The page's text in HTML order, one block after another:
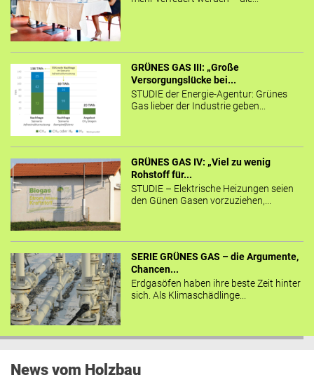
GRÜNES GAS III: „Große
Versorgungslücke bei...
STUDIE der Energie-Agentur: Grünes
Gas lieber der Industrie geben...
GRÜNES GAS IV: „Viel zu wenig
Rohstoff für...
STUDIE – Elektrische Heizungen seien
den Günen Gasen vorzuziehen,...
SERIE GRÜNES GAS – die Argumente,
Chancen...
Erdgasöfen haben ihre beste Zeit hinter
sich. Als Klimaschädlinge...
News vom Holzbau